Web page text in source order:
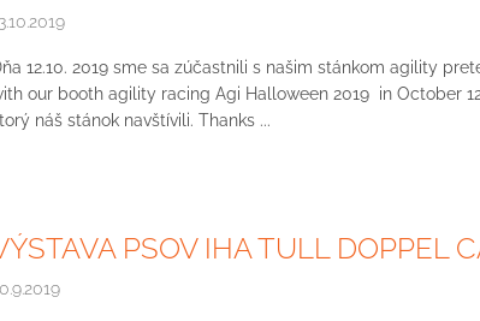
12.10. 2019 sme sa zúčastnili s našim stánkom agility
our booth agility racing Agi Halloween 2019 in October
náš stánok navštívili. Thanks ...
PSOV IHA TULL DOPPEL